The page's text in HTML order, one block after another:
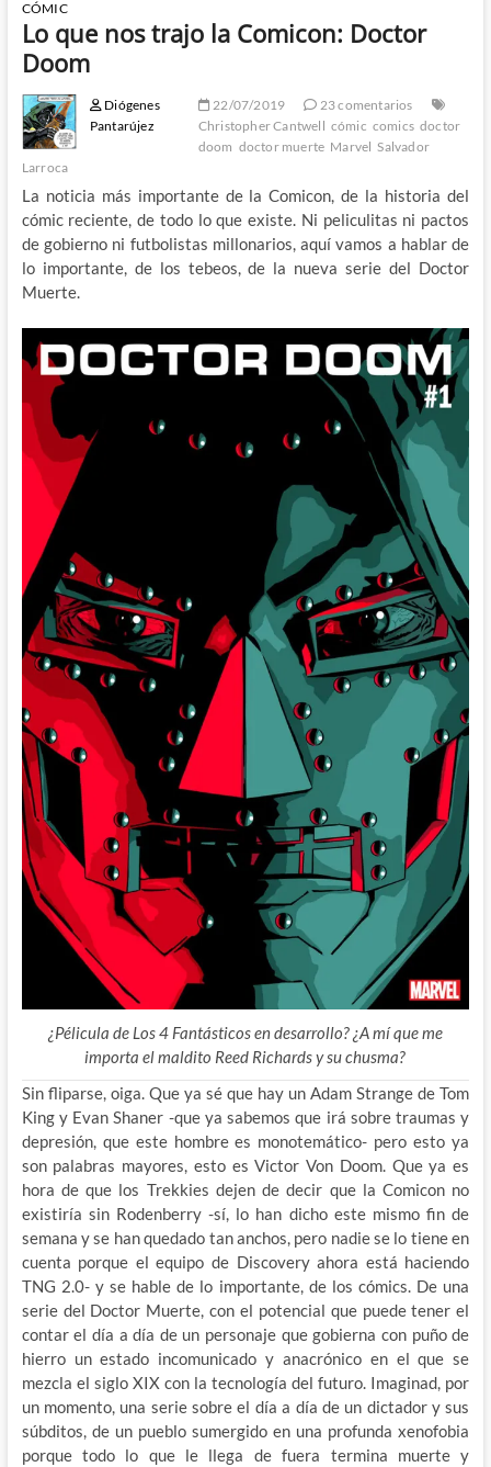
CÓMIC
Lo que nos trajo la Comicon: Doctor
Doom
Diógenes
Pantarújez
22/07/2019
23 comentarios
Christopher Cantwell cómic comics doctor
doom doctor muerte Marvel Salvador
Larroca
La noticia más importante de la Comicon, de la historia del
cómic reciente, de todo lo que existe. Ni peliculitas ni pactos
de gobierno ni futbolistas millonarios, aquí vamos a hablar de
lo importante, de los tebeos, de la nueva serie del Doctor
Muerte.
¿Pélicula de Los 4 Fantásticos en desarrollo? ¿A mí que me
importa el maldito Reed Richards y su chusma?
Sin fliparse, oiga. Que ya sé que hay un Adam Strange de Tom
King y Evan Shaner -que ya sabemos que irá sobre traumas y
depresión, que este hombre es monotemático- pero esto ya
son palabras mayores, esto es Victor Von Doom. Que ya es
hora de que los Trekkies dejen de decir que la Comicon no
existiría sin Rodenberry -sí, lo han dicho este mismo fin de
semana y se han quedado tan anchos, pero nadie se lo tiene en
cuenta porque el equipo de Discovery ahora está haciendo
TNG 2.0- y se hable de lo importante, de los cómics. De una
serie del Doctor Muerte, con el potencial que puede tener el
contar el día a día de un personaje que gobierna con puño de
hierro un estado incomunicado y anacrónico en el que se
mezcla el siglo XIX con la tecnología del futuro. Imaginad, por
un momento, una serie sobre el día a día de un dictador y sus
súbditos, de un pueblo sumergido en una profunda xenofobia
porque todo lo que le llega de fuera termina muerte y